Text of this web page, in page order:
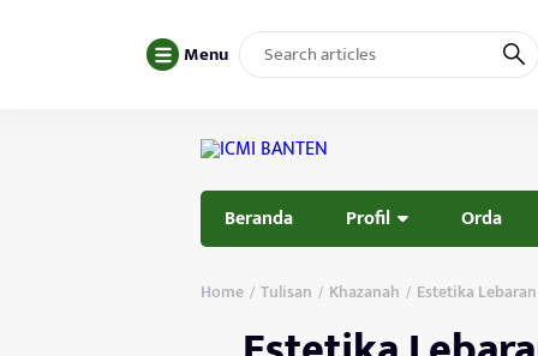
Menu
Beranda Profil Orda
Home / Tulisan / Khazanah / Estetika